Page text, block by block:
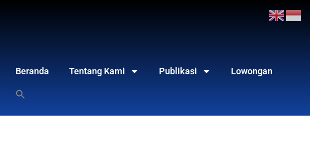
Beranda Tentang Kami Publikasi Lowongan